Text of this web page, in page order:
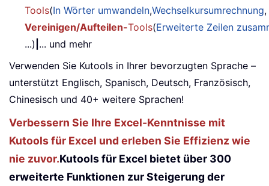
Tools(In Wörter umwandeln,Wechselkursumrechnung
Vereinigen/Aufteilen-Tools(Erweiterte Zeilen
...) ... und mehr
Verwenden Sie Kutools in Ihrer bevorzugten Sprache –
unterstützt Englisch, Spanisch, Deutsch, Französisch,
Chinesisch und 40+ weitere Sprachen!
Verbessern Sie Ihre Excel-Kenntnisse mit
Kutools für Excel und erleben Sie Effizienz wie
nie zuvor.Kutools für Excel bietet über 300
erweiterte Funktionen zur Steigerung der